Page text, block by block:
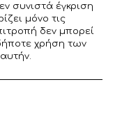
συνιστά έγκριση
μόνο τις
δεν μπορεί
χρήση των